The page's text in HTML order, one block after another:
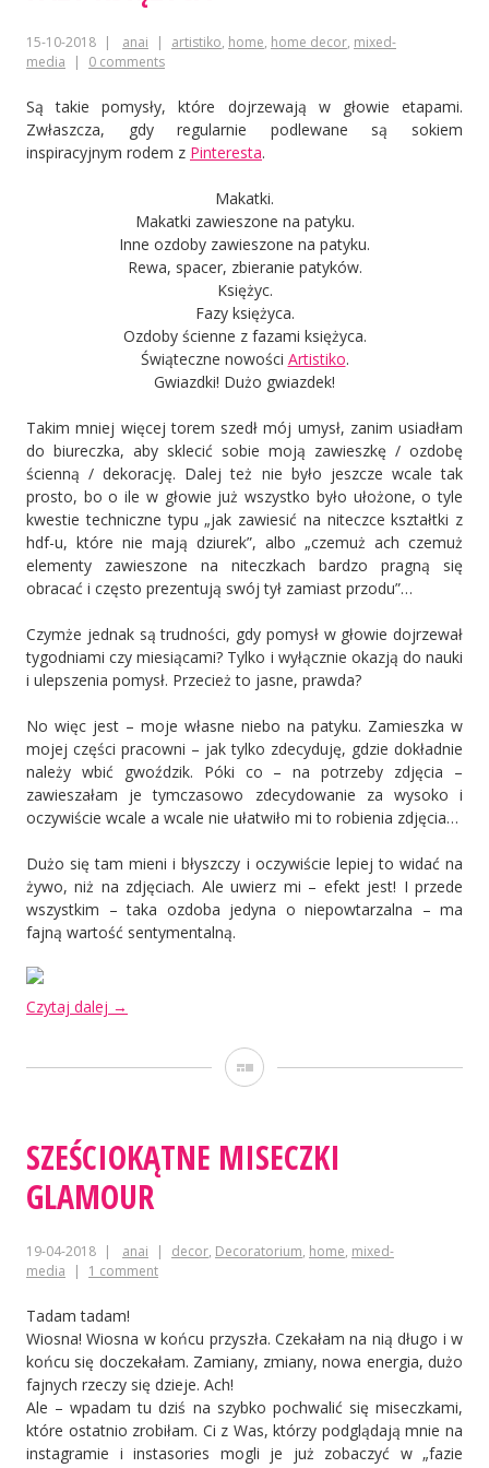
15-10-2018 anai artistiko, home, home decor, mixed-
media
0 comments
Są takie pomysły, które dojrzewają w głowie etapami.
Zwłaszcza, gdy regularnie podlewane są sokiem
inspiracyjnym rodem z Pinteresta.
Makatki.
Makatki zawieszone na patyku.
Inne ozdoby zawieszone na patyku.
Rewa, spacer, zbieranie patyków.
Księżyc.
Fazy księżyca.
Ozdoby ścienne z fazami księżyca.
Świąteczne nowości Artistiko.
Gwiazdki! Dużo gwiazdek!
Takim mniej więcej torem szedł mój umysł, zanim usiadłam
do biureczka, aby sklecić sobie moją zawieszkę / ozdobę
ścienną / dekorację. Dalej też nie było jeszcze wcale tak
prosto, bo o ile w głowie już wszystko było ułożone, o tyle
kwestie techniczne typu „jak zawiesić na niteczce kształtki z
hdf-u, które nie mają dziurek”, albo „czemuż ach czemuż
elementy zawieszone na niteczkach bardzo pragną się
obracać i często prezentują swój tył zamiast przodu”…
Czymże jednak są trudności, gdy pomysł w głowie dojrzewał
tygodniami czy miesiącami? Tylko i wyłącznie okazją do nauki
i ulepszenia pomysł. Przecież to jasne, prawda?
No więc jest – moje własne niebo na patyku. Zamieszka w
mojej części pracowni – jak tylko zdecyduję, gdzie dokładnie
należy wbić gwoździk. Póki co – na potrzeby zdjęcia –
zawieszałam je tymczasowo zdecydowanie za wysoko i
oczywiście wcale a wcale nie ułatwiło mi to robienia zdjęcia…
Dużo się tam mieni i błyszczy i oczywiście lepiej to widać na
żywo, niż na zdjęciach. Ale uwierz mi – efekt jest! I przede
wszystkim – taka ozdoba jedyna o niepowtarzalna – ma
fajną wartość sentymentalną.
Czytaj dalej „Fazy
→
Galeria
SZEŚCIOKĄTNE MISECZKI
GLAMOUR
19-04-2018 anai decor, Decoratorium, home, mixed-
media
1 comment
Tadam tadam!
Wiosna! Wiosna w końcu przyszła. Czekałam na nią długo i w
końcu się doczekałam. Zamiany, zmiany, nowa energia, dużo
fajnych rzeczy się dzieje. Ach!
Ale – wpadam tu dziś na szybko pochwalić się miseczkami,
które ostatnio zrobiłam. Ci z Was, którzy podglądają mnie na
instagramie i instasories mogli je już zobaczyć w „fazie